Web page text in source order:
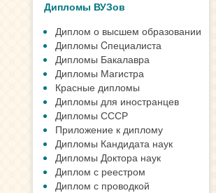
Дипломы ВУЗов
Диплом о высшем образовании
Дипломы Cпециалиста
Дипломы Бакалавра
Дипломы Магистра
Красные дипломы
Дипломы для иностранцев
Дипломы СССР
Приложение к диплому
Дипломы Кандидата наук
Дипломы Доктора наук
Диплом с реестром
Диплом с проводкой